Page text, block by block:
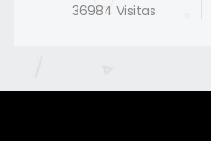
36984 Visitas